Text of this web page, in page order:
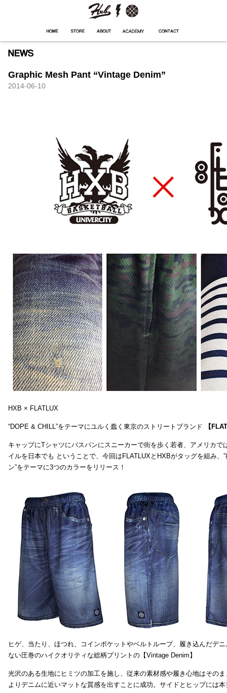
Graphic Mesh Pant “Vintage Denim”
2014-06-10
HXB × FLATLUX
“DOPE & CHILL”をテーマにユルく蠢く東京のストリートブランド 【
キャップにTシャツにバスパンにスニーカーで街を歩く若者、アメリカで
イルを日本でも ということで、今回はFLATLUXとHXBがタッグを組み、
ン”をテーマに3つのカラーをリリース！
ヒゲ、当たり、ほつれ、コインポケットやベルトループ、履き込んだデ
ない圧巻のハイクオリティな総柄プリントの【Vintage Denim】
光沢のある生地にヒミツの加工を施し、従来の素材感や履き心地はそのま
よりデニムに近いマットな質感を出すことに成功。サイドとヒップには